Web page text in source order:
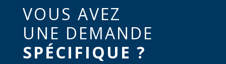
VOUS AVEZ
UNE DEMANDE
SPÉCIFIQUE ?